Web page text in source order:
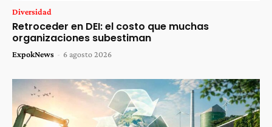
Diversidad
Retroceder en DEI: el costo que muchas
organizaciones subestiman
ExpokNews - 6 agosto 2026